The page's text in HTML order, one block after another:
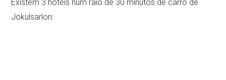
Existem 3 hotéis num raio de 30 minutos de carro de
Jokulsarlon: